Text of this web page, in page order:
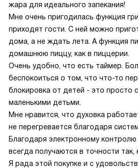
жара для идеального запекания!
Мне очень пригодилась функция
приходят гости. С ней можно
дома, а не ждать лета. А функция
домашнюю пиццу, как в пиццерии.
Очень удобно, что есть таймер.
беспокоиться о том, что что-то
блокировка от детей - это просто
маленькими детьми.
Мне нравится, что духовка
не перегревается благодаря
Благодаря электронному
всегда получаются в точности так,
Я рада этой покупке и с